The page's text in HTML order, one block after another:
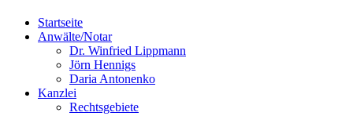
Startseite
Anwälte/Notar
Dr. Winfried Lippmann
Jörn Hennigs
Daria Antonenko
Kanzlei
Rechtsgebiete